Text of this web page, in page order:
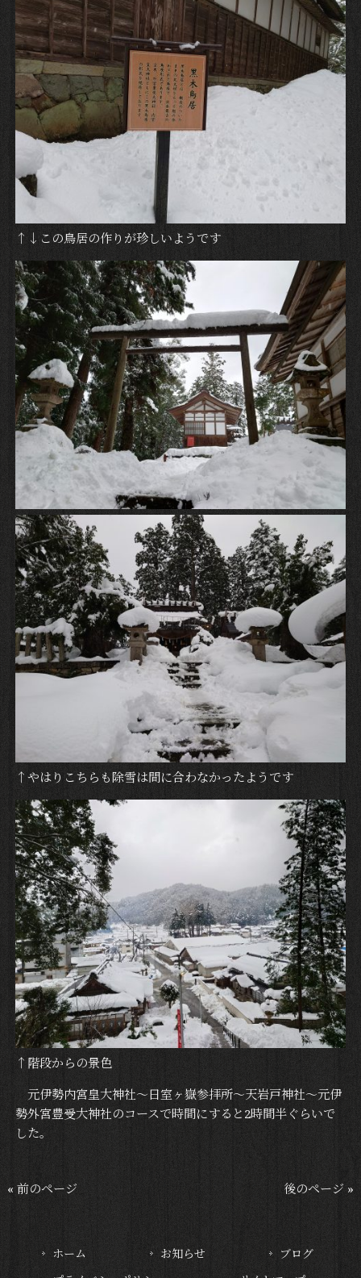
↑↓この鳥居の作りが珍しいようです
↑やはりこちらも除雪は間に合わなかったようです
↑階段からの景色
元伊勢内宮皇大神社～日室ヶ嶽参拝所～天岩戸神社～元伊
勢外宮豊受大神社のコースで時間にすると2時間半ぐらいで
した。
« 前のページ 後のページ »
ホーム お知らせ ブログ